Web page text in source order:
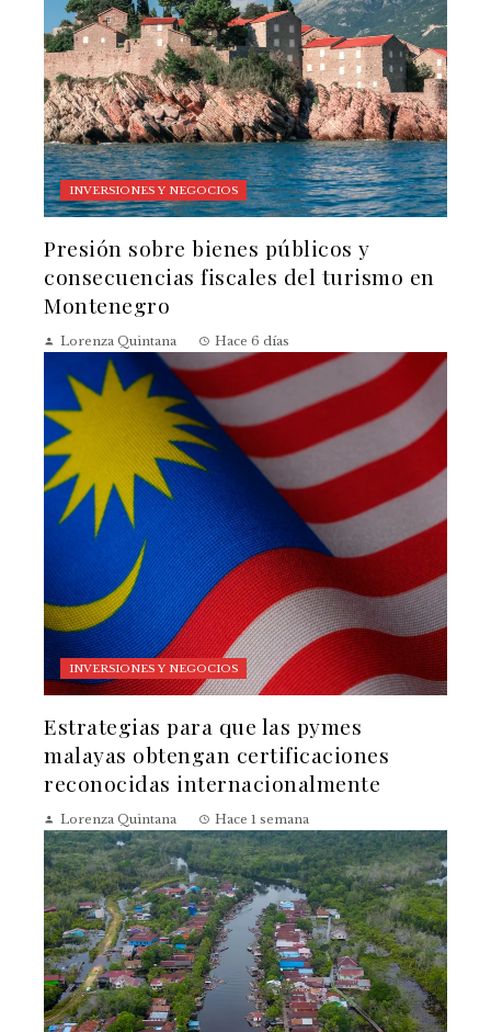
INVERSIONES Y NEGOCIOS
Presión sobre bienes públicos y
consecuencias fiscales del turismo en
Montenegro
Lorenza Quintana Hace 6 días
INVERSIONES Y NEGOCIOS
Estrategias para que las pymes
malayas obtengan certificaciones
reconocidas internacionalmente
Lorenza Quintana Hace 1 semana